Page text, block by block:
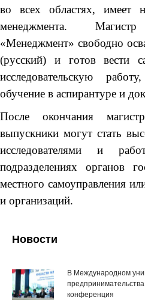
во всех областях, имеет
менеджмента.
«Менеджмент» свободно
(русский) и готов вести
исследовательскую
обучение в аспирантуре и
После окончания
выпускники могут стать
исследователями и
подразделениях органов
местного самоуправления
и организаций.
Новости
В Международном
конференция